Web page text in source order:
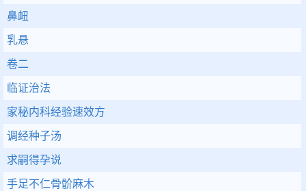
鼻衄
乳悬
卷二
临证治法
家秘内科经验速效方
调经种子汤
求嗣得孕说
手足不仁骨骱麻木